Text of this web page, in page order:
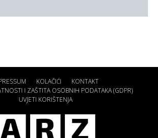
KOLAČIĆI
KONTAKT
I ZAŠTITA OSOBNIH PODATAKA (GDPR)
UVJETI KORIŠTENJA